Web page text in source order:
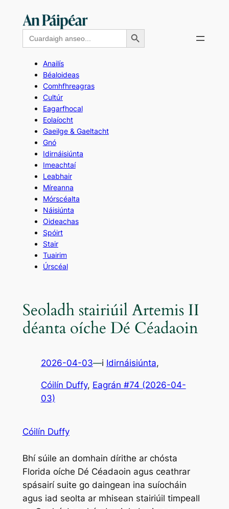
contentSearch
for:
Search Button
Anailís
Béaloideas
Comhfhreagras
Cultúr
Eagarfhocal
Eolaíocht
Gaeilge & Gaeltacht
Gnó
Idirnáisiúnta
Imeachtaí
Leabhair
Míreanna
Mórscéalta
Náisiúnta
Oideachas
Spóirt
Stair
Tuairim
Úrscéal
Seoladh stairiúil Artemis II
déanta oíche Dé Céadaoin
2026-04-03—i Idirnáisiúnta,
Cóilín Duffy, Eagrán #74 (2026-04-
03)
Cóilín Duffy
Bhí súile an domhain dírithe ar chósta
Florida oíche Dé Céadaoin agus ceathrar
spásairí suite go daingean ina suíocháin
agus iad seolta ar mhisean stairiúil timpeall